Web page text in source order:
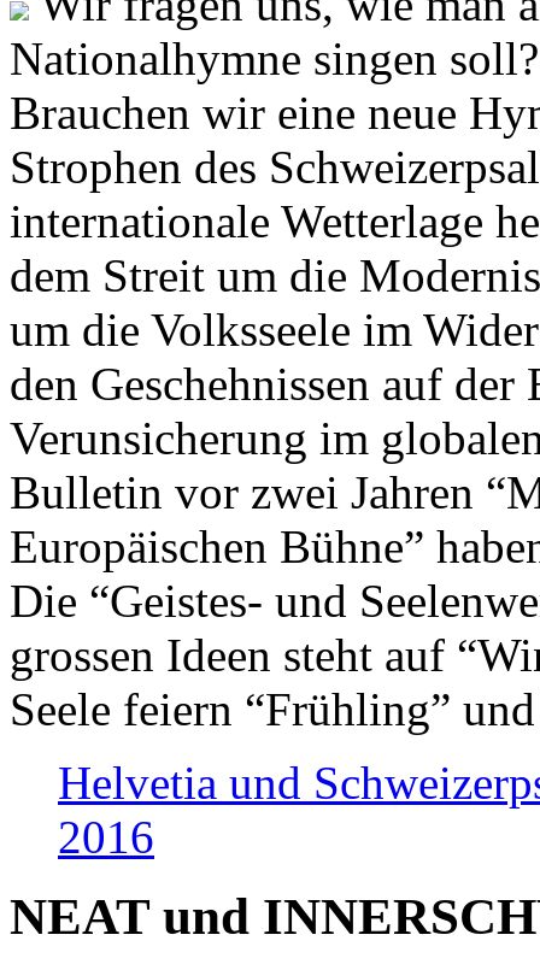
Nationalhymne singen
Brauchen wir eine neue
Strophen des
internationale Wetterlage
dem Streit um die
um die Volksseele im
den Geschehnissen auf
Verunsicherung im
Bulletin vor zwei Jahren
Europäischen Bühne”
Die “Geistes- und
grossen Ideen steht auf
Seele feiern “Frühling”
Helvetia und
2016
NEAT und